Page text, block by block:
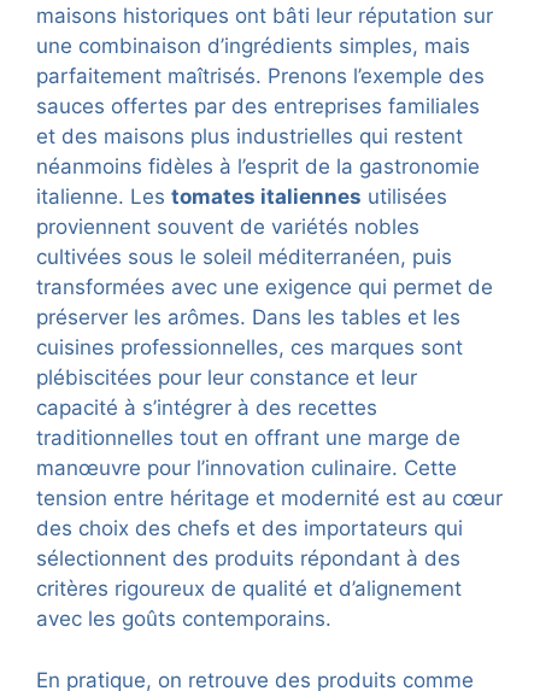
maisons historiques ont bâti leur réputation sur
une combinaison d’ingrédients simples, mais
parfaitement maîtrisés. Prenons l’exemple des
sauces offertes par des entreprises familiales
et des maisons plus industrielles qui restent
néanmoins fidèles à l’esprit de la gastronomie
italienne. Les tomates italiennes utilisées
proviennent souvent de variétés nobles
cultivées sous le soleil méditerranéen, puis
transformées avec une exigence qui permet de
préserver les arômes. Dans les tables et les
cuisines professionnelles, ces marques sont
plébiscitées pour leur constance et leur
capacité à s’intégrer à des recettes
traditionnelles tout en offrant une marge de
manœuvre pour l’innovation culinaire. Cette
tension entre héritage et modernité est au cœur
des choix des chefs et des importateurs qui
sélectionnent des produits répondant à des
critères rigoureux de qualité et d’alignement
avec les goûts contemporains.
En pratique, on retrouve des produits comme